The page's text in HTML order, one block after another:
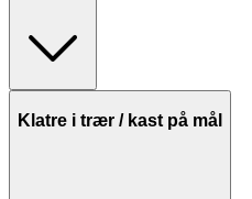
Klatre i trær / kast på mål